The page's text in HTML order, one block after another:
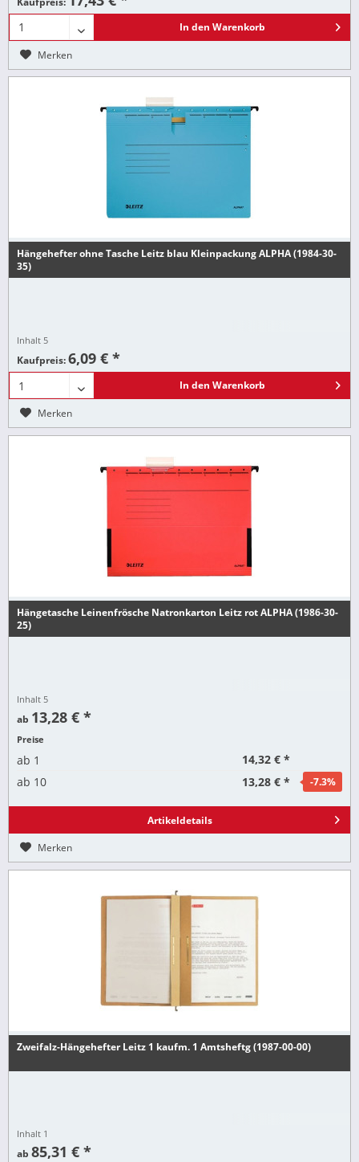
In den Warenkorb
Merken
Hängehefter ohne Tasche Leitz blau Kleinpackung ALPHA (1984-30-
35)
Inhalt5
Kaufpreis:6,09 € *
In den Warenkorb
Merken
Hängetasche Leinenfrösche Natronkarton Leitz rot ALPHA (1986-30-
25)
Inhalt5
ab 13,28 € *
Preise
ab 1
14,32 € *
ab 10 13,28 € * -7.3%
Artikeldetails
Merken
Zweifalz-Hängehefter Leitz 1 kaufm. 1 Amtsheftg (1987-00-00)
Inhalt 1
ab85,31 € *